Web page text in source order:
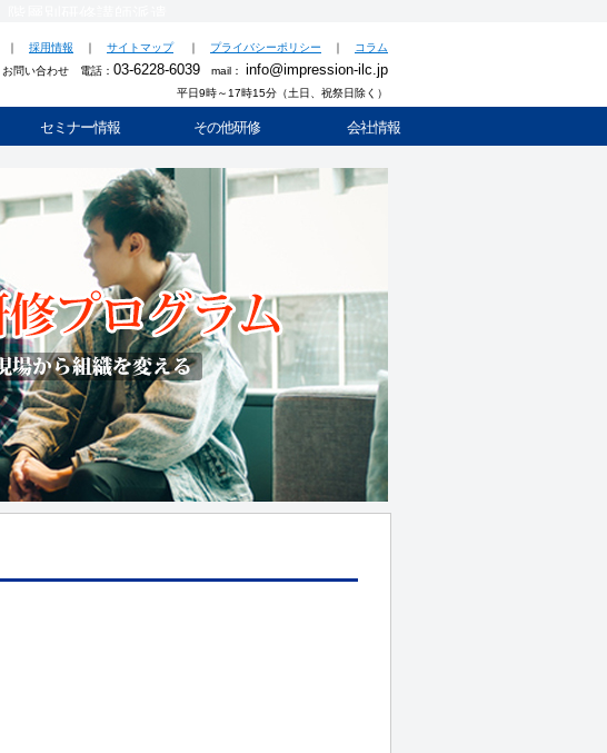
｜ 採用情報 ｜ サイトマップ｜ プライバシーポリシー ｜ コラム
お問い合わせ 電話： 03-6228-6039 mail： info@impression-ilc.jp
平日9時～17時15分（土日、祝祭日除く）
セミナー情報 その他研修 会社情報